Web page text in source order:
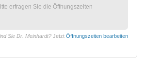
erfragen Sie die Öffnungszeiten
Sie Dr. Meinhardt? Jetzt Öffnungszeiten bearbeiten